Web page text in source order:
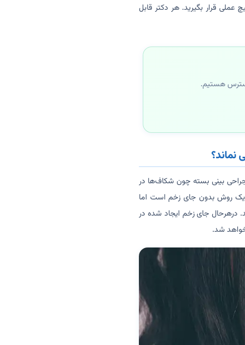
عملی قرار بگیرید. هر دکتر قابل
هستیم.
بینی بسته چون شکاف‌ها در
یک روش بدون جای زخم است اما
درهرحال جای زخم ایجاد شده در
شد.